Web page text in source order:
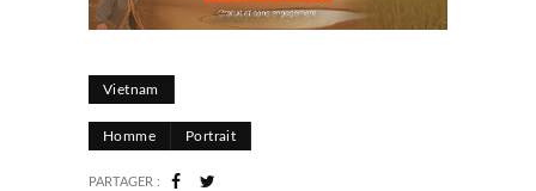
Vietnam
Homme Portrait
PARTAGER :